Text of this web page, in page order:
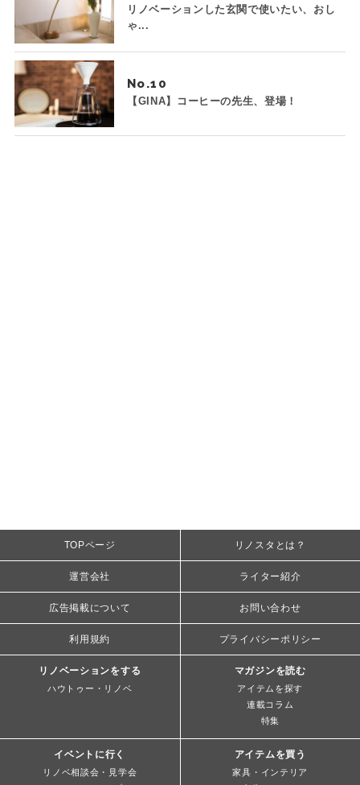
リノベーションした玄関で使いたい、おし
ゃ...
No.
【GINA】コーヒーの先生、登場！
TOPページ リノスタとは？
運営会社 ライター紹介
広告掲載について お問い合わせ
利用規約 プライバシーポリシー
リノベーションをする
ハウトゥー・リノベ
マガジンを読む
アイテムを探す
連載コラム
特集
イベントに行く
リノベ相談会・見学会
アイテムを買う
家具・インテリア